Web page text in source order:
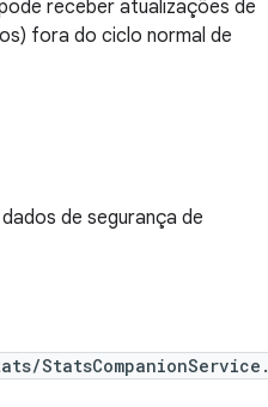
receber atualizações de
fora do ciclo normal de
de segurança de